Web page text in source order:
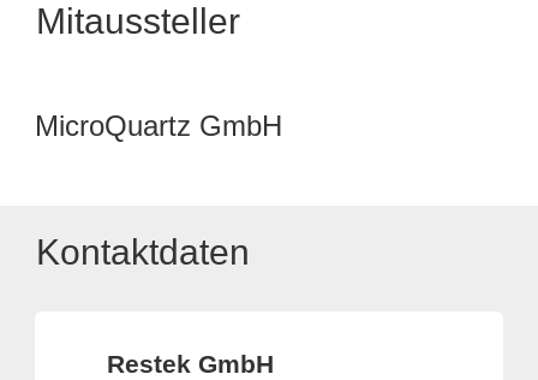
Mitaussteller
MicroQuartz GmbH
Kontaktdaten
Restek GmbH